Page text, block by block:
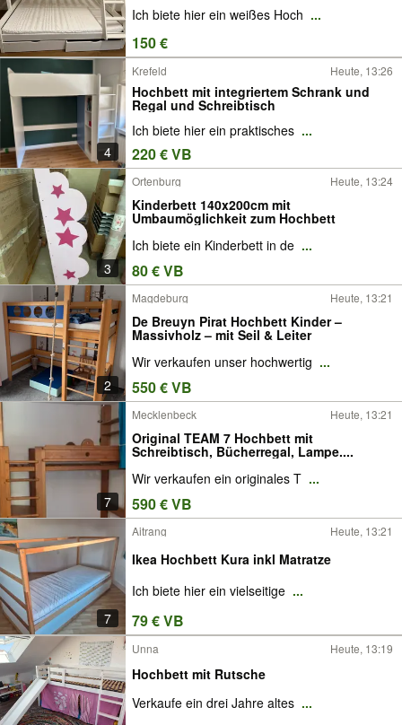
Ich biete hier ein weißes Hoch ...
150 €
4
Krefeld Heute, 13:26
Hochbett mit integriertem Schrank und
Regal und Schreibtisch
Ich biete hier ein praktisches ...
220 € VB
3
Ortenburg Heute, 13:24
Kinderbett 140x200cm mit
Umbaumöglichkeit zum Hochbett
Ich biete ein Kinderbett in de ...
80 € VB
2
Magdeburg Heute, 13:21
De Breuyn Pirat Hochbett Kinder –
Massivholz – mit Seil & Leiter
Wir verkaufen unser hochwertig ...
550 € VB
7
Mecklenbeck Heute, 13:21
Original TEAM 7 Hochbett mit
Schreibtisch, Bücherregal, Lampe....
Wir verkaufen ein originales T ...
590 € VB
7
Aitrang Heute, 13:21
Ikea Hochbett Kura inkl Matratze
Ich biete hier ein vielseitige ...
79 € VB
Unna Heute, 13:19
Hochbett mit Rutsche
Verkaufe ein drei Jahre altes ...